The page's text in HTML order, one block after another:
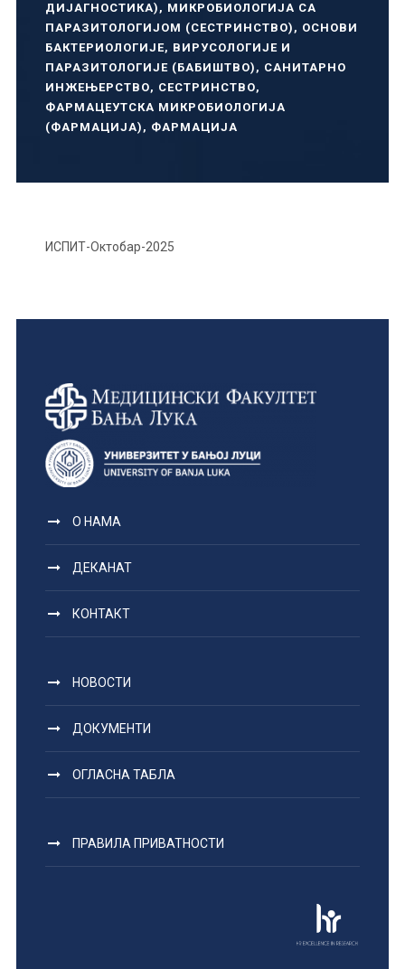
ДИЈАГНОСТИКА) , МИКРОБИОЛОГИЈА СА
ПАРАЗИТОЛОГИЈОМ (СЕСТРИНСТВО) , ОСНОВИ
БАКТЕРИОЛОГИЈЕ, ВИРУСОЛОГИЈЕ И
ПАРАЗИТОЛОГИЈЕ (БАБИШТВО) , САНИТАРНО
ИНЖЕЊЕРСТВО, СЕСТРИНСТВО,
ФАРМАЦЕУТСКА МИКРОБИОЛОГИЈА
(ФАРМАЦИЈА) , ФАРМАЦИЈА
ИСПИТ-Октобар-2025
О НАМА
ДЕКАНАТ
КОНТАКТ
НОВОСТИ
ДОКУМЕНТИ
ОГЛАСНА ТАБЛА
ПРАВИЛА ПРИВАТНОСТИ